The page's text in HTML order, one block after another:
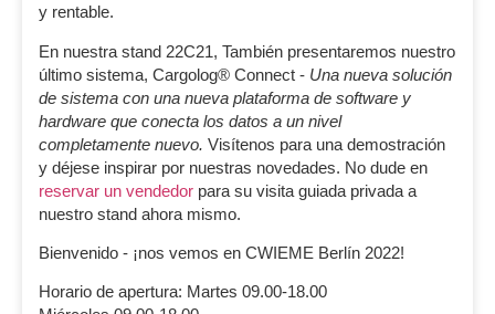
y rentable.
En nuestra stand 22C21, También presentaremos nuestro
último sistema, Cargolog® Connect - Una nueva solución
de sistema con una nueva plataforma de software y
hardware que conecta los datos a un nivel
completamente nuevo. Visítenos para una demostración
y déjese inspirar por nuestras novedades. No dude en
reservar un vendedor para su visita guiada privada a
nuestro stand ahora mismo.
Bienvenido - ¡nos vemos en CWIEME Berlín 2022!
Horario de apertura: Martes 09.00-18.00